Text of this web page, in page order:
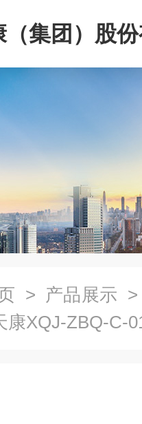
（集团）股
> 产品展示
康XQJ-ZBQ-C-